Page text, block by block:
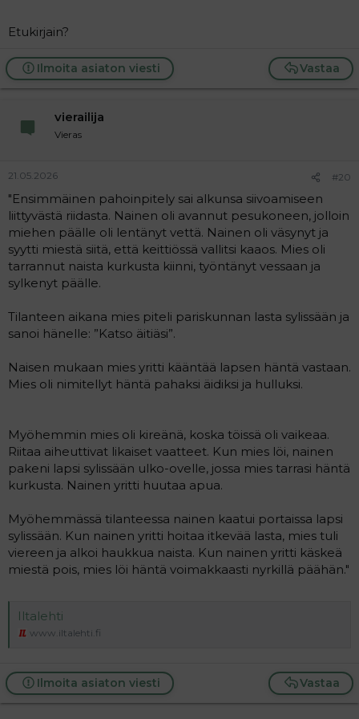
Etukirjain?
Vastaa
Ilmoita asiaton viesti
vierailija
Vieras
21.05.2026 #20
"Ensimmäinen pahoinpitely sai alkunsa siivoamiseen
liittyvästä riidasta. Nainen oli avannut pesukoneen, jolloin
miehen päälle oli lentänyt vettä. Nainen oli väsynyt ja
syytti miestä siitä, että keittiössä vallitsi kaaos. Mies oli
tarrannut naista kurkusta kiinni, työntänyt vessaan ja
sylkenyt päälle.
Tilanteen aikana mies piteli pariskunnan lasta sylissään ja
sanoi hänelle: ”Katso äitiäsi”.
Naisen mukaan mies yritti kääntää lapsen häntä vastaan.
Mies oli nimitellyt häntä pahaksi äidiksi ja hulluksi.
Myöhemmin mies oli kireänä, koska töissä oli vaikeaa.
Riitaa aiheuttivat likaiset vaatteet. Kun mies löi, nainen
pakeni lapsi sylissään ulko-ovelle, jossa mies tarrasi häntä
kurkusta. Nainen yritti huutaa apua.
Myöhemmässä tilanteessa nainen kaatui portaissa lapsi
sylissään. Kun nainen yritti hoitaa itkevää lasta, mies tuli
viereen ja alkoi haukkua naista. Kun nainen yritti käskeä
miestä pois, mies löi häntä voimakkaasti nyrkillä päähän."
Iltalehti
www.iltalehti.fi
Vastaa
Ilmoita asiaton viesti